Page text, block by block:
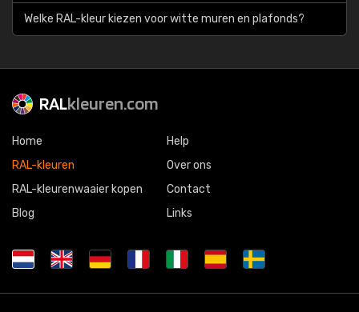
Welke RAL-kleur kiezen voor witte muren en plafonds?
RALkleuren.com
Home
RAL-kleuren
RAL-kleurenwaaier kopen
Blog
Help
Over ons
Contact
Links